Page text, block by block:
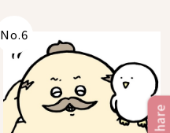
No.6
Share